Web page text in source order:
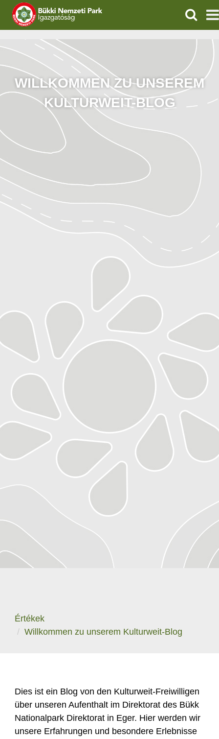
IGAZGATÓSÁG
TERMÉSZETVÉDELEM
VÍZVÉDELEM
ÖKOTURIZMUS
OKTATÁS
GEOPARKOK
KAPCSOLAT
​WILLKOMMEN ZU UNSEREM
KULTURWEIT-BLOG
Értékek
​Willkommen zu unserem Kulturweit-Blog
Dies ist ein Blog von den Kulturweit-Freiwilligen
über unseren Aufenthalt im Direktorat des Bükk
Nationalpark Direktorat in Eger. Hier werden wir
unsere Erfahrungen und besondere Erlebnisse